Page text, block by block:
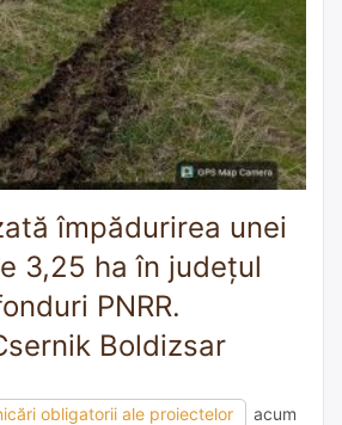
împădurirea unei
3,25 ha în județul
PNRR.
Boldizsar
obligatorii ale proiectelor
acum